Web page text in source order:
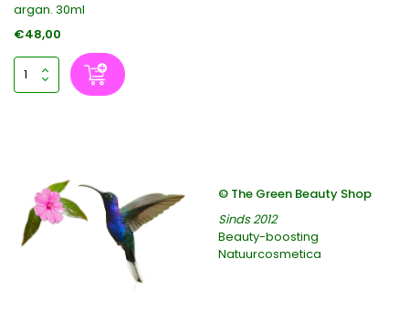
argan. 30ml
€48,00
© The Green Beauty Shop
Sinds 2012
Beauty-boosting
Natuurcosmetica